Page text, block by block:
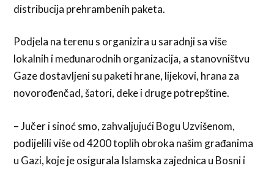
distribucija prehrambenih paketa.
Podjela na terenu s organizira u saradnji sa više
lokalnih i međunarodnih organizacija, a stanovništvu
Gaze dostavljeni su paketi hrane, lijekovi, hrana za
novorođenčad, šatori, deke i druge potrepštine.
– Jučer i sinoć smo, zahvaljujući Bogu Uzvišenom,
podijelili više od 4200 toplih obroka našim građanima
u Gazi, koje je osigurala Islamska zajednica u Bosni i